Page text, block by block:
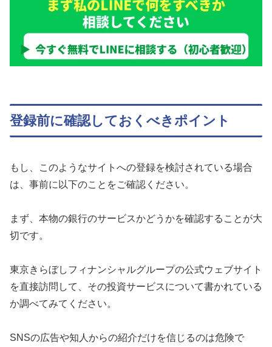
登録前に確認しておくべきポイント
もし、このようなサイトへの登録を検討されている場合
は、事前に以下のことをご確認ください。
まず、本物の銀行のサービスかどうかを確認することが大
切です。
東京きらぼしフィナンシャルグループの公式ウェブサイト
を直接訪問して、その投資サービスについて書かれている
か調べてみてください。
SNSの広告や知人からの紹介だけを信じるのは危険で